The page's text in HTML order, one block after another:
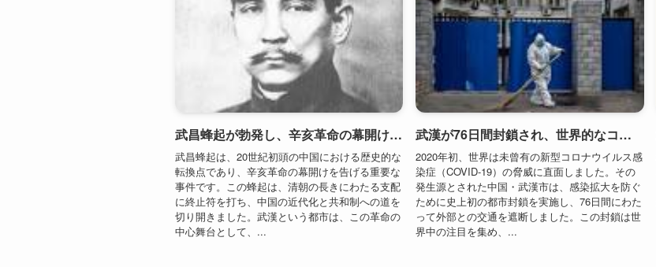
武昌蜂起は、20世紀初頭の中国における歴史的な
転換点であり、辛亥革命の幕開けを告げる重要な
事件です。この蜂起は、清朝の長きにわたる支配
に終止符を打ち、中国の近代化と共和制への道を
切り開きました。武漢という都市は、この革命の
中心舞台として、...
武漢が76日間封鎖され、世界的なコロナ対策の焦点となる（2020年）
2020年初、世界は未曾有の新型コロナウイルス感
染症（COVID-19）の脅威に直面しました。その
発生源とされた中国・武漢市は、感染拡大を防ぐ
ために史上初の都市封鎖を実施し、76日間にわた
って外部との交通を遮断しました。この封鎖は世
界中の注目を集め、...